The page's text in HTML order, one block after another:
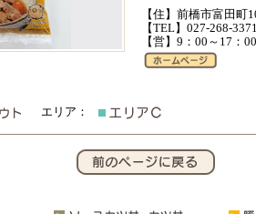
【住】前橋市富田町
【TEL】027-268-3371
【営】9：00～17
エリア：